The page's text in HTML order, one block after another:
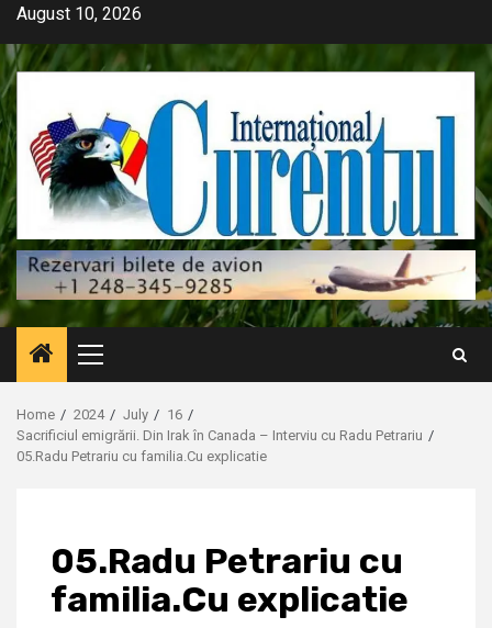
Skip
content
August 10, 2026
Primary
Menu
Home 2024 July
16
Sacrificiul emigrării. Din Irak în Canada – Interviu cu Radu Petrariu
05.Radu Petrariu cu familia.Cu explicatie
05.Radu Petrariu cu
familia.Cu explicatie